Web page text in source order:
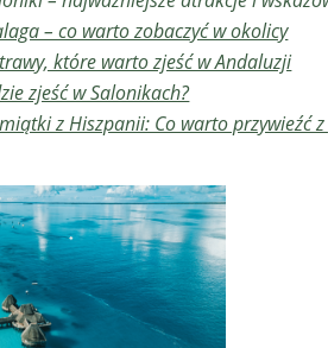
– co warto zobaczyć w okolicy
które warto zjeść w Andaluzji
zjeść w Salonikach?
z Hiszpanii: Co warto przywieźć